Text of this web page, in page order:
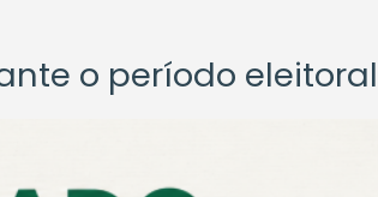
o período eleitoral